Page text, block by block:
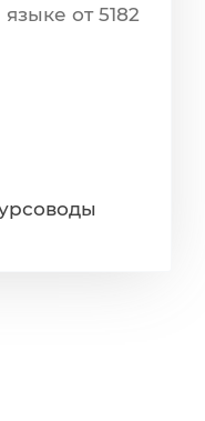
от 5182